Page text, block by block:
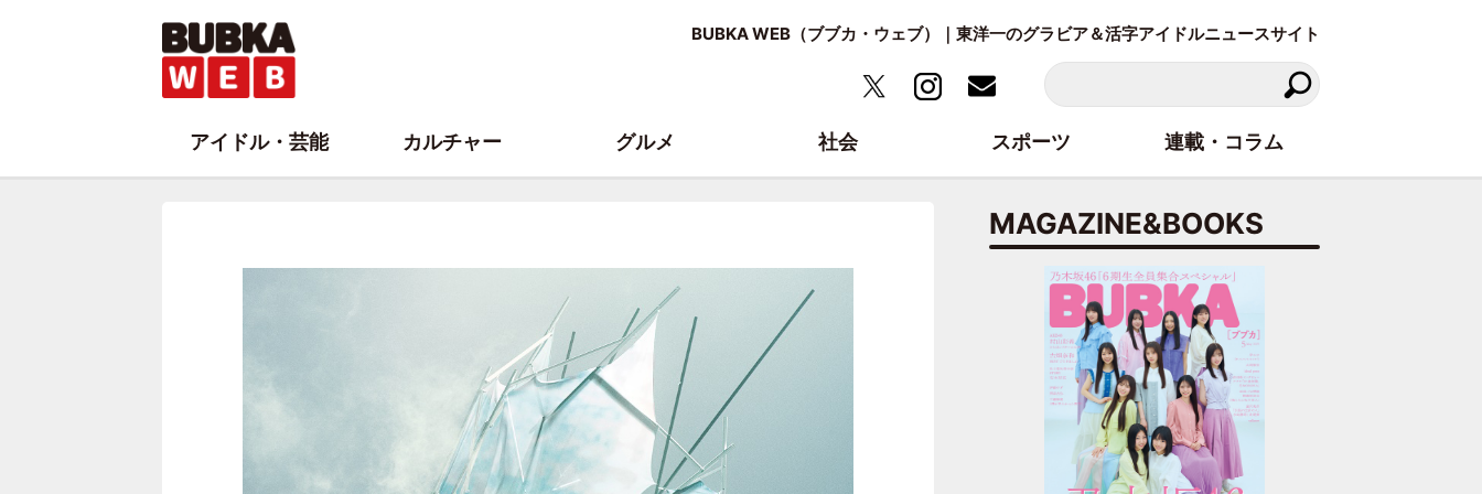
BUBKA WEB（ブブカ・ウェブ）｜東洋一のグラビア＆活字アイドルニュースサイト
MAGAZINE&BOOKS
アイドル・芸能 カルチャー グルメ 社会 スポーツ 連載・コラム